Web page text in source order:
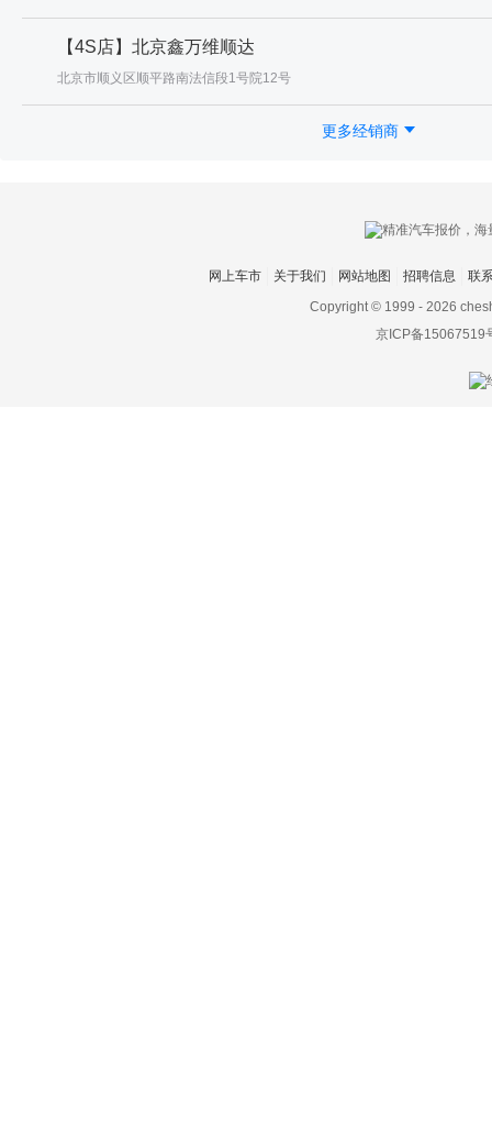
【4S店】北京鑫万维顺达
北京市顺义区顺平路南法信段1号院12号
更多经销商
网上车市 关于我们 网站地图 招聘信息
联
Copyright © 1999 - 2026
京ICP备15067519